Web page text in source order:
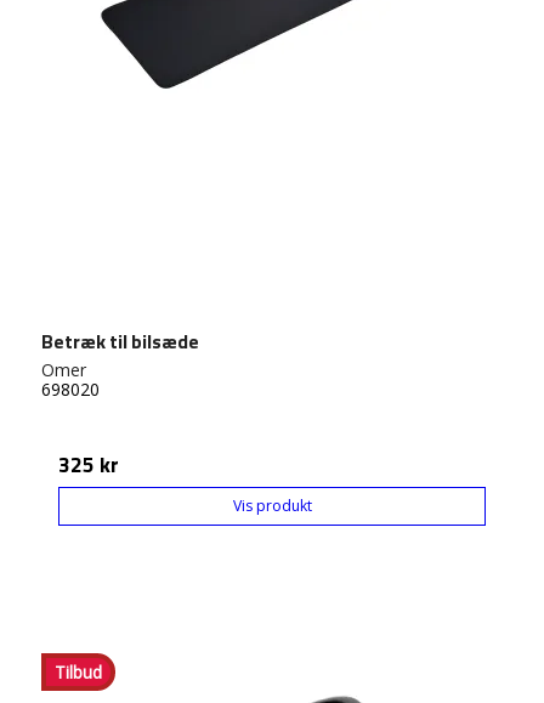
Betræk til bilsæde
Omer
698020
325 kr
Vis produkt
Tilbud